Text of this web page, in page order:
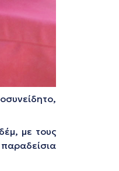
με τους